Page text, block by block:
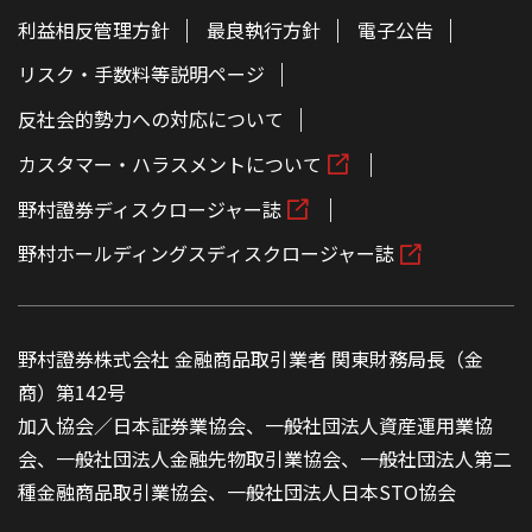
利益相反管理方針 最良執行方針
電子公告
リスク・手数料等説明ページ
反社会的勢力への対応について
カスタマー・ハラスメントについて
野村證券ディスクロージャー誌
野村ホールディングスディスクロージャー誌
野村證券株式会社 金融商品取引業者 関東財務局長（金
商）第142号
加入協会／日本証券業協会、一般社団法人資産運用業協
会、一般社団法人金融先物取引業協会、一般社団法人第二
種金融商品取引業協会、一般社団法人日本STO協会